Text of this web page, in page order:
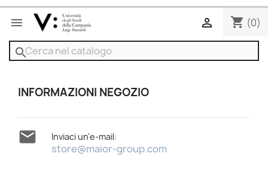
 shopping_cart (0)

search
INFORMAZIONI NEGOZIO
 Inviaci un'e-mail:
store@maior-group.com